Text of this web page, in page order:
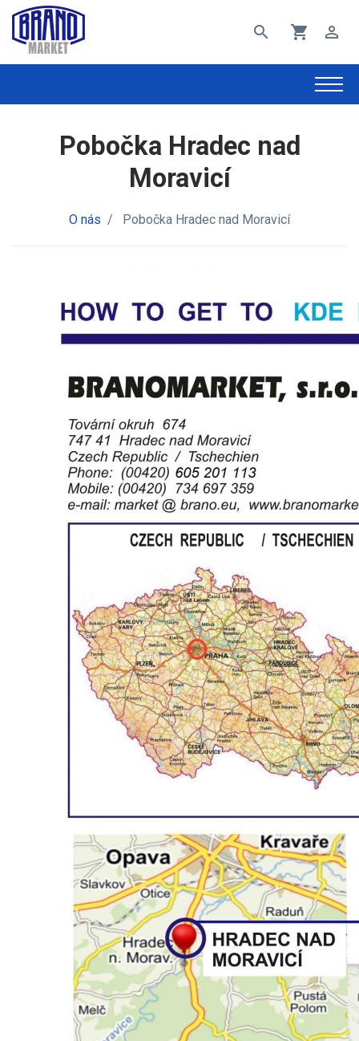
search shopping_cart perm_identity
Pobočka Hradec nad
Moravicí
O nás / Pobočka Hradec nad Moravicí